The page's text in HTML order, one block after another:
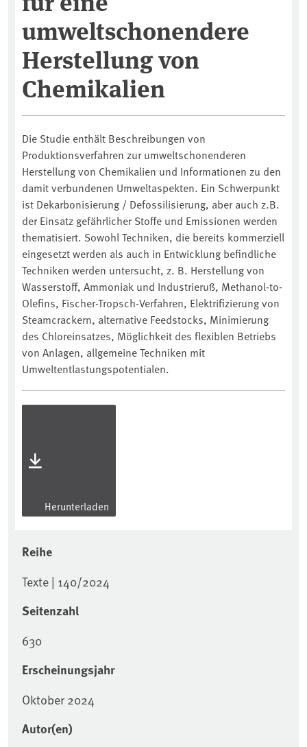
umweltschonendere
Herstellung von
Chemikalien
Die Studie enthält Beschreibungen von
Produktionsverfahren zur umweltschonenderen
Herstellung von Chemikalien und Informationen zu den
damit verbundenen Umweltaspekten. Ein Schwerpunkt
ist Dekarbonisierung / Defossilisierung, aber auch z.B.
der Einsatz gefährlicher Stoffe und Emissionen werden
thematisiert. Sowohl Techniken, die bereits kommerziell
eingesetzt werden als auch in Entwicklung befindliche
Techniken werden untersucht, z. B. Herstellung von
Wasserstoff, Ammoniak und Industrieruß, Methanol-to-
Olefins, Fischer-Tropsch-Verfahren, Elektrifizierung von
Steamcrackern, alternative Feedstocks, Minimierung
des Chloreinsatzes, Möglichkeit des flexiblen Betriebs
von Anlagen, allgemeine Techniken mit
Umweltentlastungspotentialen.
Herunterladen
Reihe
Texte | 140/2024
Seitenzahl
630
Erscheinungsjahr
Oktober 2024
Autor(en)